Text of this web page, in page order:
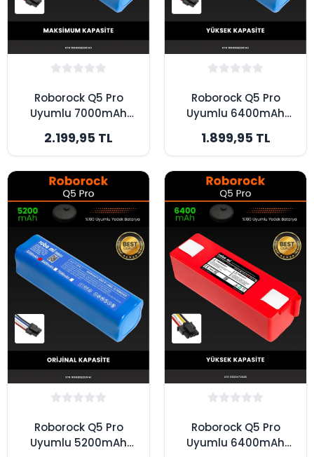
Roborock Q5 Pro
Uyumlu 7000mAh
Bataryası - Kutusuz
Model - Maksimum
Kapasite
2.199,95 TL
Roborock Q5 Pro
Uyumlu 6400mAh
Bataryası - Kutusuz
Model - Yüksek
Kapasite
1.899,95 TL
Roborock Q5 Pro
Uyumlu 5200mAh
Roborock Q5 Pro
Uyumlu 6400mAh